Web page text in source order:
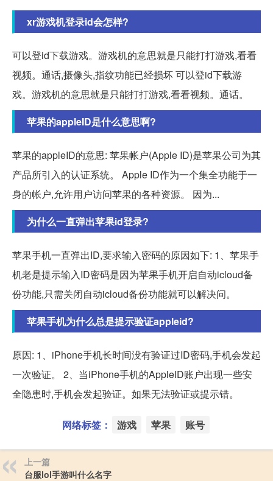
xr游戏机登录id会怎样?
可以登id下载游戏。游戏机的意思就是只能打打游戏,看看
视频。通话,摄像头,指纹功能已经损坏 可以登id下载游
戏。游戏机的意思就是只能打打游戏,看看视频。通话。
苹果的appleID是什么意思啊?
苹果的appleID的意思: 苹果帐户(Apple ID)是苹果公司为其
产品所引入的认证系统。 Apple ID作为一个集全功能于一
身的帐户,允许用户访问苹果的各种资源。 因为...
为什么一直弹出苹果id登录?
苹果手机一直弹出ID,要求输入密码的原因如下: 1、苹果手
机老是提示输入ID密码是因为苹果手机开启自动icloud备
份功能,只需关闭自动icloud备份功能就可以解决问。
苹果手机为什么总是提示验证appleid?
原因: 1、iPhone手机长时间没有验证过ID密码,手机会发起
一次验证。 2、当iPhone手机的AppleID账户出现一些安
全隐患时,手机会发起验证。如果无法验证或提示错。
网络标签： 游戏 苹果 账号
上一篇
台服lol手游叫什么名字